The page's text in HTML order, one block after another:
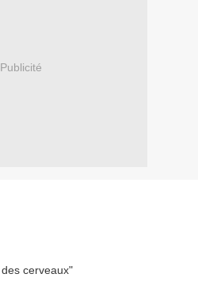
Publicité